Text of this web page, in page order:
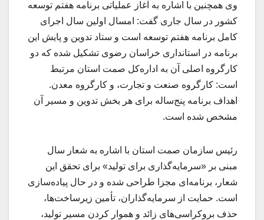
وی همچنین با اشاره به آغاز عملیاتی برنامه هفتم توسعه
کشور در سال جاری گفت: امسال اولین سال اجرای
کامل برنامه هفتم توسعه است و ستاد تدوین و پایش این
برنامه در استانداری خراسان رضوی تشکیل شده که دو
کارگروه اصلی آن به اداره‌کل صمت استان مرتبط
است: کارگروه صنعت و تجارت، و کارگروه معدن.
اهداف برنامه پنج‌ساله برای هر بخش تدوین و مسیر آن
مشخص شده است.
رئیس سازمان صمت استان با اشاره به شعار سال
مبنی بر «سرمایه‌گذاری برای تولید» برای تحقق این
شعار، برنامه‌ای مجزا طراحی شده و در حال پیاده‌سازی
است. حمایت از سرمایه‌گذاران، تأمین زیرساخت‌ها،
حذف بروکراسی‌های زائد و هموار کردن مسیر تولید،